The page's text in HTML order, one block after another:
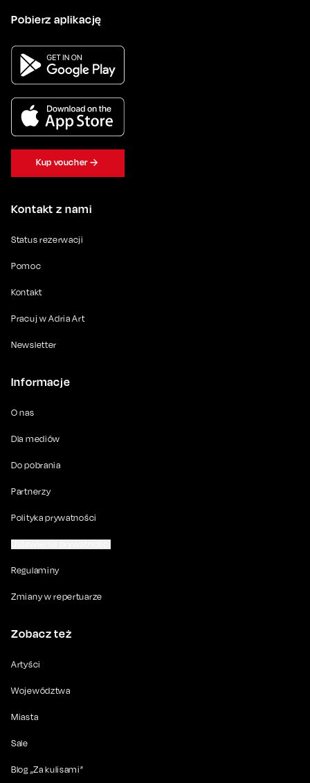
Kontakt z nami
Status rezerwacji
Pomoc
Kontakt
Pracuj w Adria Art
Newsletter
Informacje
O nas
Dla mediów
Do pobrania
Partnerzy
Polityka prywatności
Regulaminy
Zmiany w repertuarze
Zobacz też
Artyści
Województwa
Miasta
Sale
Blog „Za kulisami”
Pobierz aplikację
Kup voucher